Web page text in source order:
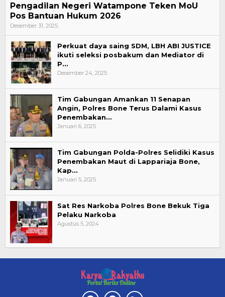
Pengadilan Negeri Watampone Teken MoU
Pos Bantuan Hukum 2026
Desember 31, 2025
Perkuat daya saing SDM, LBH ABI JUSTICE
ikuti seleksi posbakum dan Mediator di
P…
Desember 24, 2025
Tim Gabungan Amankan 11 Senapan
Angin, Polres Bone Terus Dalami Kasus
Penembakan…
Januari 6, 2025
Tim Gabungan Polda-Polres Selidiki Kasus
Penembakan Maut di Lappariaja Bone,
Kap…
Januari 5, 2025
Sat Res Narkoba Polres Bone Bekuk Tiga
Pelaku Narkoba
Agustus 5, 2024